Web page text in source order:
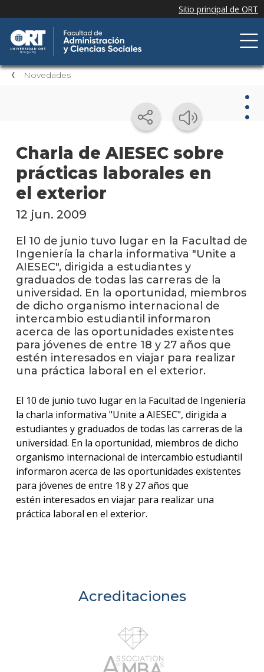
Novedades
Charla de AIESEC sobre
prácticas laborales en
el exterior
de la
12 jun. 2009
El 10 de junio tuvo lugar en la Facultad de
Ingeniería la charla informativa "Unite a
AIESEC", dirigida a estudiantes y
graduados de todas las carreras de la
universidad. En la oportunidad, miembros
de dicho organismo internacional de
intercambio estudiantil informaron
acerca de las oportunidades existentes
para jóvenes de entre 18 y 27 años que
estén interesados en viajar para realizar
una práctica laboral en el exterior.
El 10 de junio tuvo lugar en la Facultad de Ingeniería
la charla informativa "Unite a AIESEC", dirigida a
estudiantes y graduados de todas las carreras de la
universidad. En la oportunidad, miembros de dicho
organismo internacional de intercambio estudiantil
informaron acerca de las oportunidades existentes
para jóvenes de entre 18 y 27 años que
estén interesados en viajar para realizar una
práctica laboral en el exterior.
Acreditaciones